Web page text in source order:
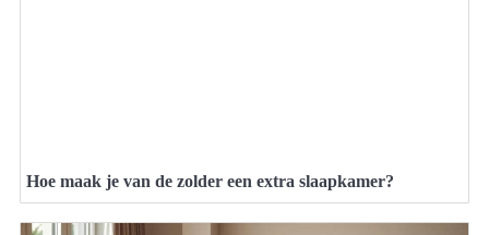
Hoe maak je van de zolder een extra slaapkamer?